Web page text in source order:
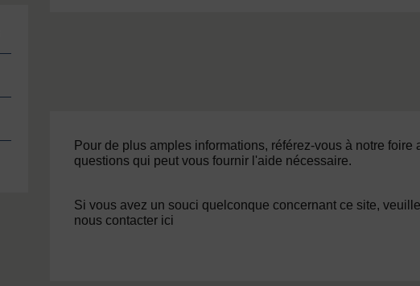
Pour de plus amples informations, référez-vous à notre foire
questions qui peut vous fournir l'aide nécessaire.
Si vous avez un souci quelconque concernant ce site,
nous contacter ici